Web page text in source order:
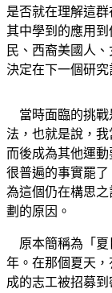
是否就在理解這
其中學到的應用
民、西裔美國人
決定在下一個研究
當時面臨的挑戰
法，也就是說，
而後成為其他運
很普遍的事實罷
為這個仍在構思
劃的原因。
原本簡稱為「夏
年。在那個夏天
成的志工被招募